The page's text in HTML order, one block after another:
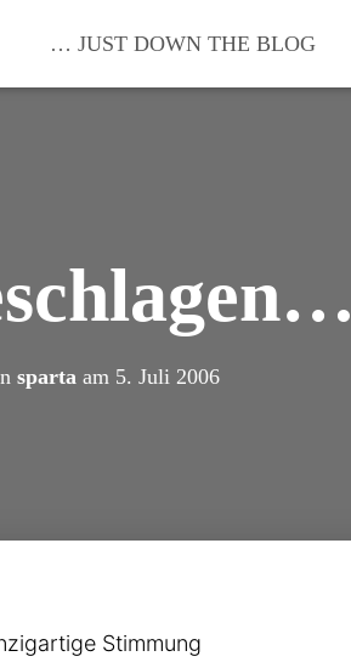
… JUST DOWN THE BLOG
sparta am 5. Juli 2006
Stimmung